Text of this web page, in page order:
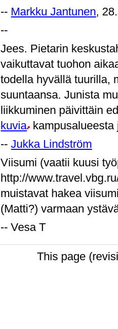
-- Markku Jantunen,
--
Jees. Pietarin
vaikuttavat tuohon
todella hyvällä tuurilla,
suuntaansa. Junista
liikkuminen päivittäin
kuvia
--Jukka Lindström
Viisumi (vaatii kuusi
http://
muistavat hakea
(Matti?) varmaan
-- Vesa T
This page